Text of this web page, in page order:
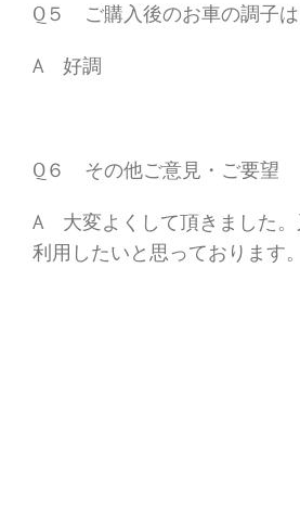
Q５ ご購入後のお車の調子は
A 好調
Q６ その他ご意見・ご要望
A 大変よくして頂きました。
利用したいと思っております。